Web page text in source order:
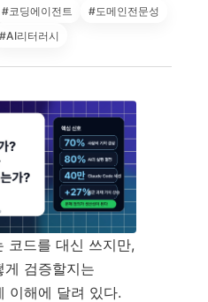
#코딩에이전트
#도메인전문성
#AI리터러시
코드를 대신 쓰지만,
게 검증할지는
이해에 달려 있다.